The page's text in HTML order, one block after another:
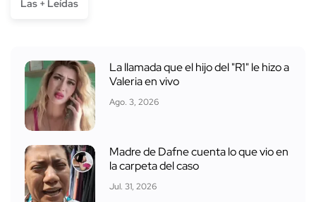
Las + Leídas
La llamada que el hijo del "R1" le hizo a
Valeria en vivo
Ago. 3, 2026
Madre de Dafne cuenta lo que vio en
la carpeta del caso
Jul. 31, 2026